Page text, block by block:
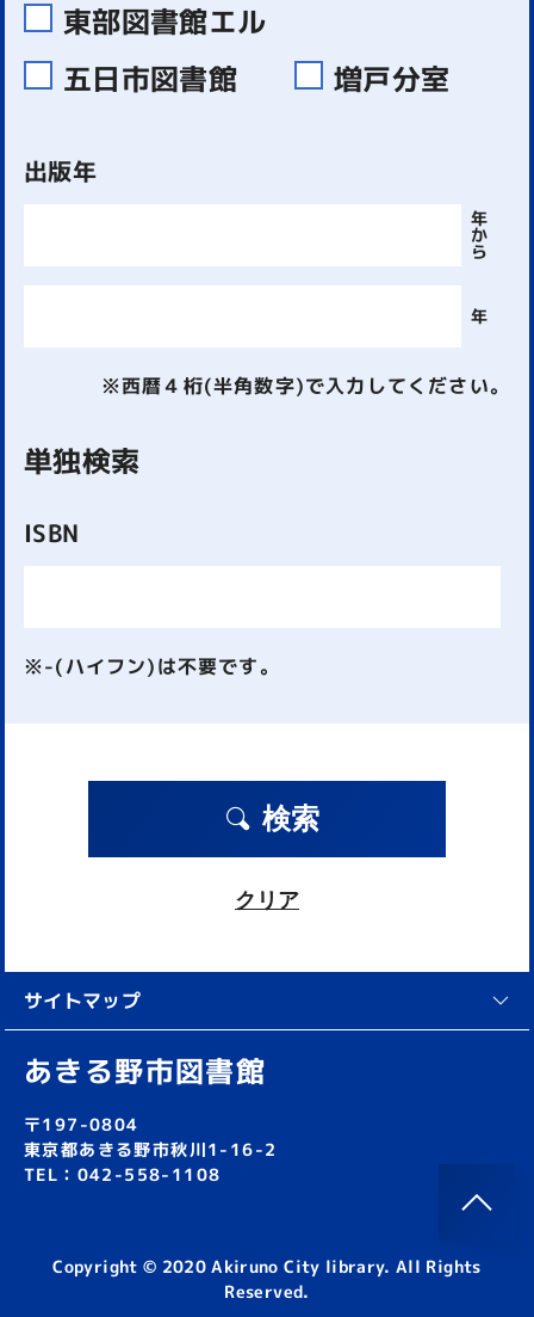
東部図書館エル
五日市図書館
増戸分室
出版年
年
か
ら
年
※西暦４桁(半角数字)で入力してください。
単独検索
ISBN
※-(ハイフン)は不要です。
検索
クリア
サイトマップ
あきる野市図書館
〒197-0804
東京都あきる野市秋川1-16-2
TEL：042-558-1108
Copyright © 2020 Akiruno City library. All Rights
Reserved.